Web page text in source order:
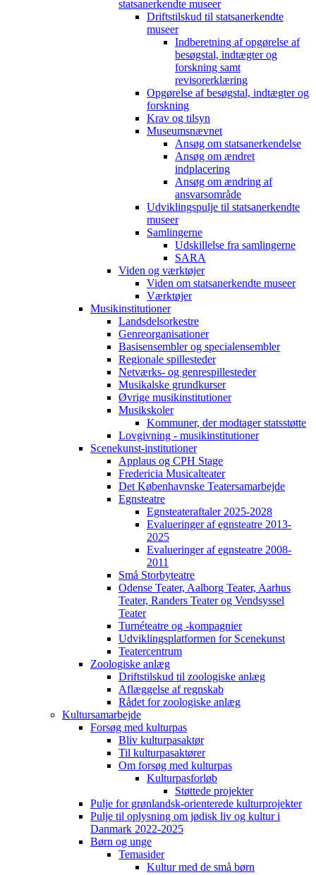
statsanerkendte museer
Driftstilskud til statsanerkendte
museer
Indberetning af opgørelse af
besøgstal, indtægter og
forskning samt
revisorerklæring
Opgørelse af besøgstal, indtægter og
forskning
Krav og tilsyn
Museumsnævnet
Ansøg om statsanerkendelse
Ansøg om ændret
indplacering
Ansøg om ændring af
ansvarsområde
Udviklingspulje til statsanerkendte
museer
Samlingerne
Udskillelse fra samlingerne
SARA
Viden og værktøjer
Viden om statsanerkendte museer
Værktøjer
Musikinstitutioner
Landsdelsorkestre
Genreorganisationer
Basisensembler og specialensembler
Regionale spillesteder
Netværks- og genrespillesteder
Musikalske grundkurser
Øvrige musikinstitutioner
Musikskoler
Kommuner, der modtager statsstøtte
Lovgivning - musikinstitutioner
Scenekunst-institutioner
Applaus og CPH Stage
Fredericia Musicalteater
Det Københavnske Teatersamarbejde
Egnsteatre
Egnsteateraftaler 2025-2028
Evalueringer af egnsteatre 2013-
2025
Evalueringer af egnsteatre 2008-
2011
Små Storbyteatre
Odense Teater, Aalborg Teater, Aarhus
Teater, Randers Teater og Vendsyssel
Teater
Turnéteatre og -kompagnier
Udviklingsplatformen for Scenekunst
Teatercentrum
Zoologiske anlæg
Driftstilskud til zoologiske anlæg
Aflæggelse af regnskab
Rådet for zoologiske anlæg
Kultursamarbejde
Forsøg med kulturpas
Bliv kulturpasaktør
Til kulturpasaktører
Om forsøg med kulturpas
Kulturpasforløb
Støttede projekter
Pulje for grønlandsk-orienterede kulturprojekter
Pulje til oplysning om jødisk liv og kultur i
Danmark 2022-2025
Børn og unge
Temasider
Kultur med de små børn